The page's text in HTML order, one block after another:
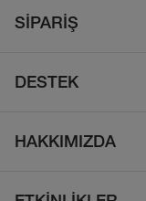
Çocuk
Ayakkabı
SİPARİŞ
İade Politikası
DESTEK
Sıkça Sorulan Sorular
HAKKIMIZDA